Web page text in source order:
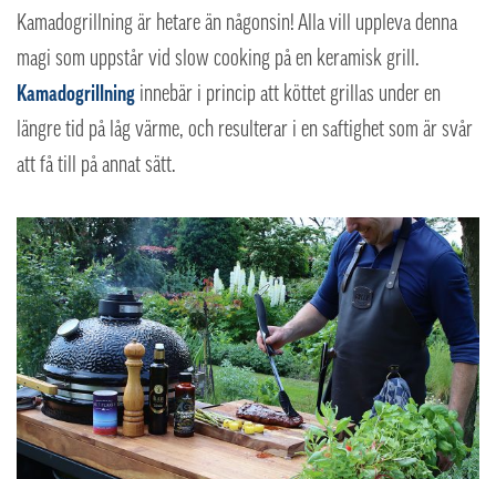
Kamadogrillning är hetare än någonsin!Alla vill uppleva denna
magi som uppstår vid slow cooking på en keramisk grill.
Kamadogrillning innebär i princip att köttet grillas under en
längre tid på låg värme, och resulterar i en saftighet som är svår
att få till på annat sätt.